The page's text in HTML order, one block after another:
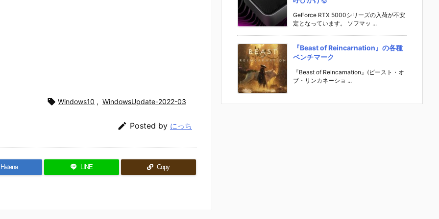
 Windows10 , WindowsUpdate-2022-03
 Posted by にっち
Hatena LINE Copy
GeForce RTX 5000シリーズの入荷が不安
定となっています。 ソフマッ ...
『Beast of Reincarnation』の各種
ベンチマーク
『Beast of Reincarnation』(ビースト・オ
ブ・リンカネーショ ...